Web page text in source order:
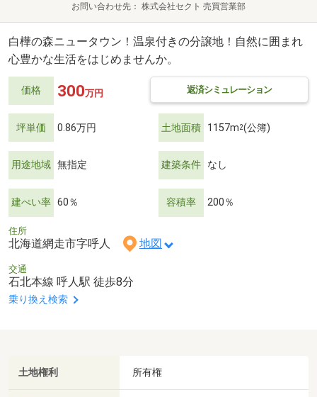
お問い合わせ先 株式会社セクト 売買営業部
白樺の森ニュータウン！温泉付きの分譲地！自然に囲まれ
心豊かな生活をはじめませんか。
価格 返済シミュレーション
300万円
坪単価 0.86万円 土地面積 1157m2(公簿)
用途地域 無指定 建築条件 なし
建ぺい率 60％ 容積率 200％
住所
北海道網走市字呼人 地図
交通
石北本線 呼人駅 徒歩8分
乗り換え検索
土地権利 所有権